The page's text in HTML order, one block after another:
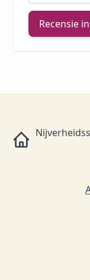
Recensie